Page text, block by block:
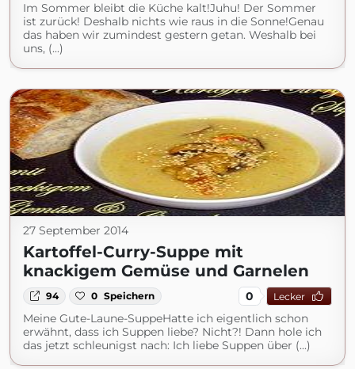
Im Sommer bleibt die Küche kalt!Juhu! Der Sommer
ist zurück! Deshalb nichts wie raus in die Sonne!Genau
das haben wir zumindest gestern getan. Weshalb bei
uns, (...)
27 September 2014
Kartoffel-Curry-Suppe mit
knackigem Gemüse und Garnelen
94 0 Speichern 0 Lecker
Meine Gute-Laune-SuppeHatte ich eigentlich schon
erwähnt, dass ich Suppen liebe? Nicht?! Dann hole ich
das jetzt schleunigst nach: Ich liebe Suppen über (...)